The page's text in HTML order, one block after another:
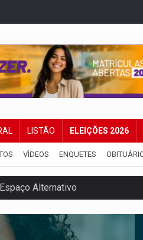
LISTÃO ELEIÇÕES 2026
VÍDEOS ENQUETES
Alternativo